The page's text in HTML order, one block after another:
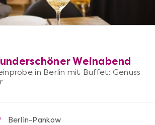
Weinabend
in Berlin mit Buffet: Genuss
Berlin-Pankow